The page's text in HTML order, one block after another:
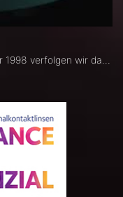
Seit der Unternehmensgründung im Jahr 1998 verfolgen wir das Ziel, mit unseren Produkten zur Verbesserung der Patientenversorgung beizutragen.